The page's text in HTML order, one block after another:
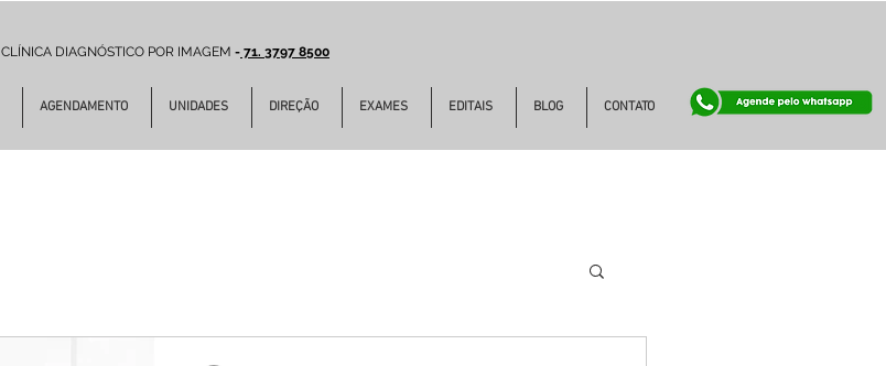
CLÍNICA DIAGNÓSTICO POR IMAGEM - 71. 3797 8500
AGENDAMENTO UNIDADES DIREÇÃO EXAMES EDITAIS BLOG CONTATO